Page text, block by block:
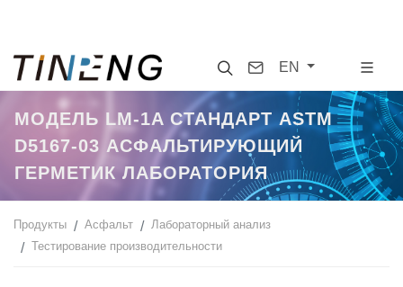
SearchContact
EN
МОДЕЛЬ LM-1A СТАНДАРТ ASTM
D5167-03 АСФАЛЬТИРУЮЩИЙ
ГЕРМЕТИК ЛАБОРАТОРИЯ
Продукты Асфальт
Лабораторный анализ
Тестирование производительности